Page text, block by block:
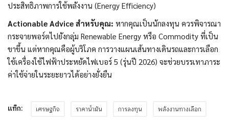
ประสิทธิภาพการใช้พลังงาน (Energy Efficiency)
Actionable Advice สำหรับคุณ: หากคุณเป็นนักลงทุน ควรพิจารณา
กระจายพอร์ตไปยังกลุ่ม Renewable Energy หรือ Commodity ที่เป็น
ขาขึ้น แต่หากคุณคือผู้บริโภค การวางแผนเส้นทางเดินรถและการเลือก
ใช้เครื่องใช้ไฟฟ้าประหยัดไฟเบอร์ 5 (รุ่นปี 2026) จะช่วยบรรเทาภาระ
ค่าใช้จ่ายในระยะยาวได้อย่างยั่งยืน
แท็ก: เศรษฐกิจ ราคาน้ำมัน การลงทุน พลังงานทางเลือก